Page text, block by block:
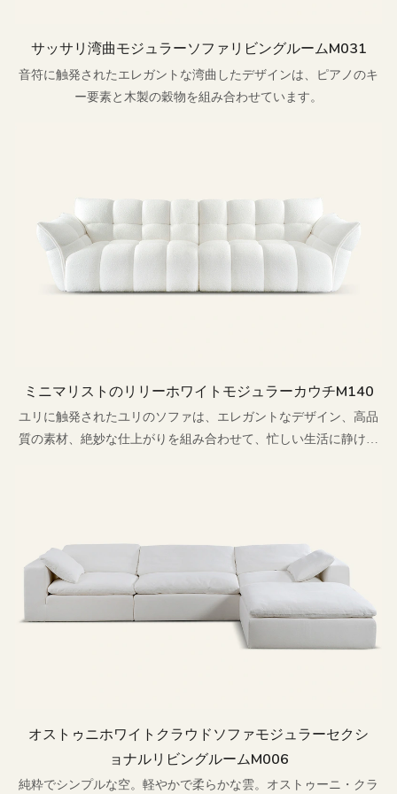
サッサリ湾曲モジュラーソファリビングルームm031
音符に触発されたエレガントな湾曲したデザインは、ピアノのキ
ー要素と木製の穀物を組み合わせています。
ミニマリストのリリーホワイトモジュラーカウチm140
ユリに触発されたユリのソファは、エレガントなデザイン、高品
質の素材、絶妙な仕上がりを組み合わせて、忙しい生活に静けさ
オストゥニホワイトクラウドソファモジュラーセクシ
ョナルリビングルームm006
純粋でシンプルな空。軽やかで柔らかな雲。オストゥーニ・クラ